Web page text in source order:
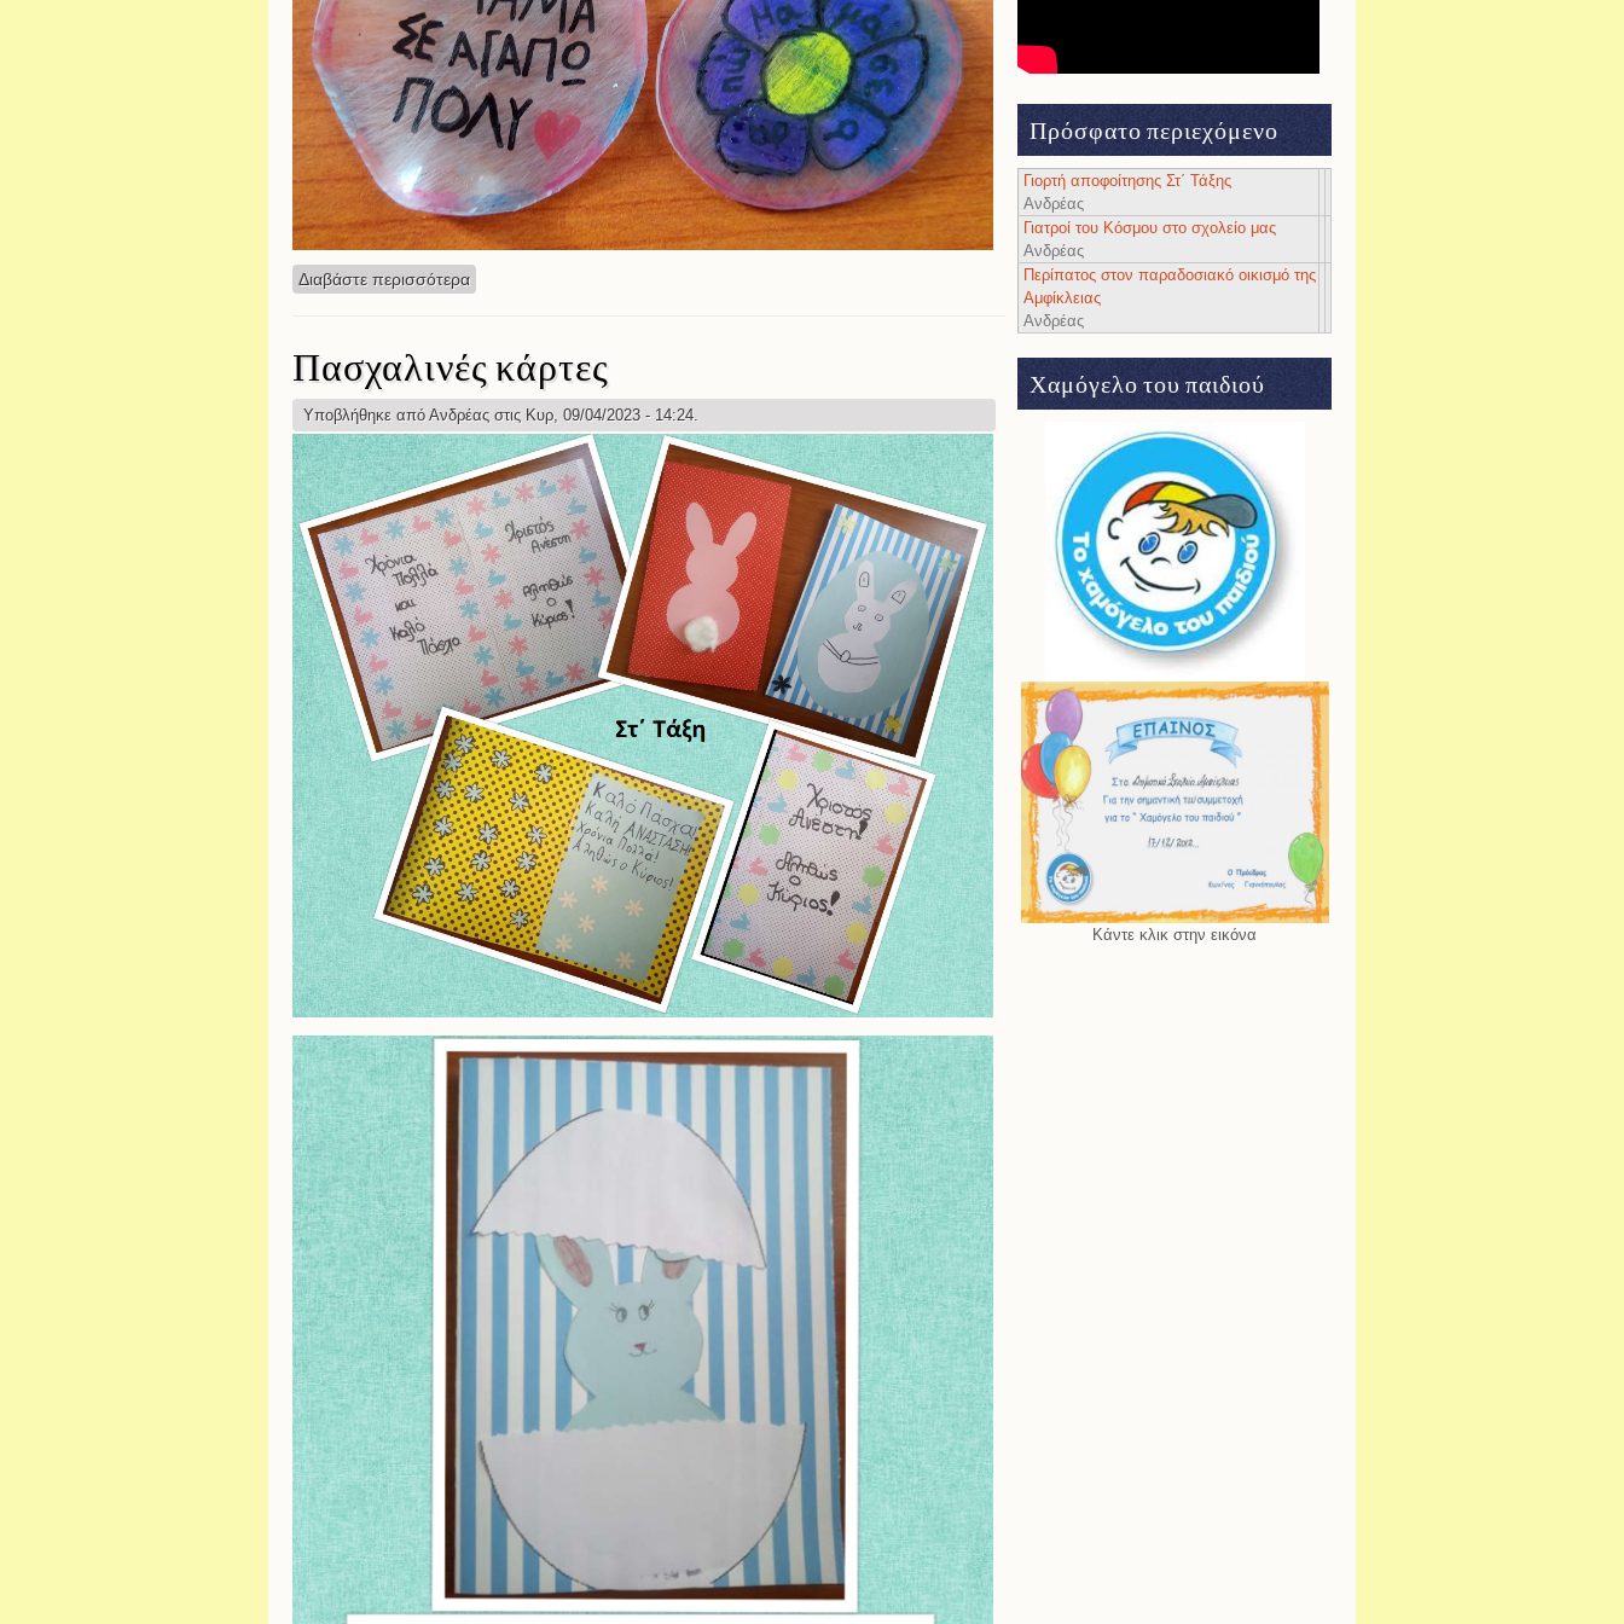
Διαβάστε περισσότερα
Πασχαλινές κάρτες
Υποβλήθηκε από Ανδρέας στις Κυρ, 09/04/2023 - 14:24.
Πρόσφατο περιεχόμενο
Γιορτή αποφοίτησης Στ΄ Τάξης
Ανδρέας
Γιατροί του Κόσμου στο σχολείο μας
Ανδρέας
Περίπατος στον παραδοσιακό οικισμό της
Αμφίκλειας
Ανδρέας
Χαμόγελο του παιδιού
Κάντε κλικ στην εικόνα